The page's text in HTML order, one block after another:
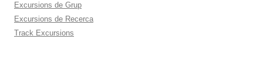
Excursions de Grup
Excursions de Recerca
Track Excursions